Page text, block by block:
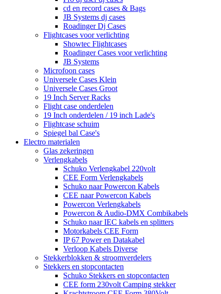
cd en record cases & Bags
JB Systems dj cases
Roadinger Dj Cases
Flightcases voor verlichting
Showtec Flightcases
Roadinger Cases voor verlichting
JB Systems
Microfoon cases
Universele Cases Klein
Universele Cases Groot
19 Inch Server Racks
Flight case onderdelen
19 Inch onderdelen / 19 inch Lade's
Flightcase schuim
Spiegel bal Case's
Electro materialen
Glas zekeringen
Verlengkabels
Schuko Verlengkabel 220volt
CEE Form Verlengkabels
Schuko naar Powercon Kabels
CEE naar Powercon Kabels
Powercon Verlengkabels
Powercon & Audio-DMX Combikabels
Schuko naar IEC kabels en splitters
Motorkabels CEE Form
IP 67 Power en Datakabel
Verloop Kabels Diverse
Stekkerblokken & stroomverdelers
Stekkers en stopcontacten
Schuko Stekkers en stopcontacten
CEE form 230volt Camping stekker